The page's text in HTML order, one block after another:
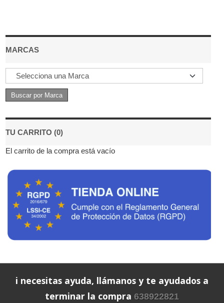
MARCAS
TU CARRITO (0)
El carrito de la compra está vacío
i necesitas ayuda, llámanos y te ayudados a
terminar la compra 638922821